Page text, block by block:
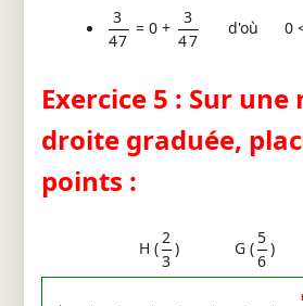
3
47
= 0 +
3
47
d'où 0
Exercice 5 : Sur une
droite graduée,
points :
H (
2
3
) G (
5
6
)